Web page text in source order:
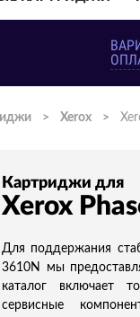
> Xerox >
Картриджи для
Xerox
Для поддержания
3610N мы
каталог включает
сервисные